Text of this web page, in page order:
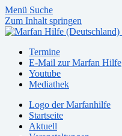
Menü Suche
Zum Inhalt springen
Termine
E-Mail zur Marfan Hilfe
Youtube
Mediathek
Logo der Marfanhilfe
Startseite
Aktuell